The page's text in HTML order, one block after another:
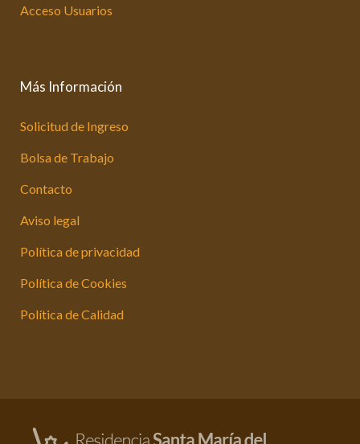
Acceso Usuarios
Más Información
Solicitud de Ingreso
Bolsa de Trabajo
Contacto
Aviso legal
Política de privacidad
Política de Cookies
Política de Calidad